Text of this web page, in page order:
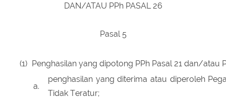
DAN/ATAU PPh PASAL 26
Pasal 5
(1) Penghasilan yang dipotong PPh Pasal 21 dan/atau
a.
penghasilan yang diterima atau diperoleh
Tidak Teratur;